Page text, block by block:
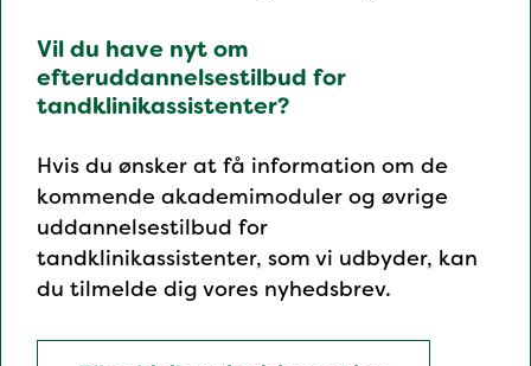
Vil du have nyt om
efteruddannelsestilbud for
tandklinikassistenter?
Hvis du ønsker at få information om de
kommende akademimoduler og øvrige
uddannelsestilbud for
tandklinikassistenter, som vi udbyder, kan
du tilmelde dig vores nyhedsbrev.